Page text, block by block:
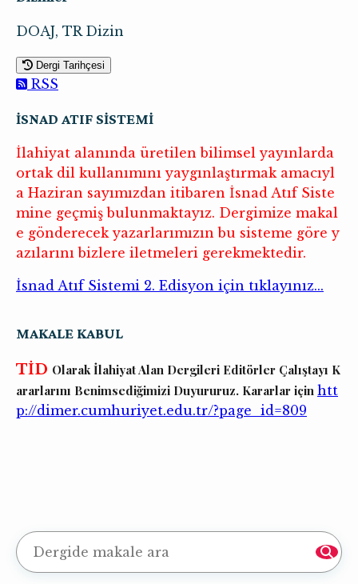
DOAJ, TR Dizin
Dergi Tarihçesi
RSS
İSNAD ATIF SİSTEMİ
İlahiyat alanında üretilen bilimsel yayınlarda
ortak dil kullanımını yaygınlaştırmak amacıyl
a Haziran sayımızdan itibaren İsnad Atıf Siste
mine geçmiş bulunmaktayız. Dergimize makal
e gönderecek yazarlarımızın bu sisteme göre y
azılarını bizlere iletmeleri gerekmektedir.
İsnad Atıf Sistemi 2. Edisyon için tıklayınız...
MAKALE KABUL
TİD Olarak İlahiyat Alan Dergileri Editörler Çalıştayı K
ararlarını Benimsediğimizi Duyururuz. Kararlar için htt
p://dimer.cumhuriyet.edu.tr/?page_id=809